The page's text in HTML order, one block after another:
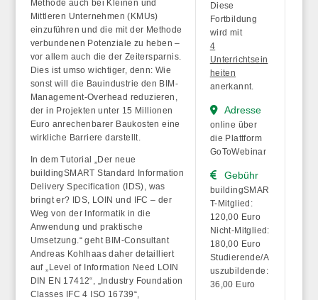
Methode auch bei Kleinen und
Mittleren Unternehmen (KMUs)
einzuführen und die mit der Methode
verbundenen Potenziale zu heben –
vor allem auch die der Zeitersparnis.
Dies ist umso wichtiger, denn: Wie
sonst will die Bauindustrie den BIM-
Management-Overhead reduzieren,
der in Projekten unter 15 Millionen
Euro anrechenbarer Baukosten eine
wirkliche Barriere darstellt.
In dem Tutorial „Der neue
buildingSMART Standard Information
Delivery Specification (IDS), was
bringt er? IDS, LOIN und IFC – der
Weg von der Informatik in die
Anwendung und praktische
Umsetzung.“ geht BIM-Consultant
Andreas Kohlhaas daher detailliert
auf „Level of Information Need LOIN
DIN EN 17412“, „Industry Foundation
Classes IFC 4 ISO 16739“,
Diese
Fortbildung
wird mit
4
Unterrichtsein
heiten
anerkannt.
Adresse
online über
die Plattform
GoToWebinar
Gebühr
buildingSMAR
T-Mitglied:
120,00 Euro
Nicht-Mitglied:
180,00 Euro
Studierende/A
uszubildende:
36,00 Euro